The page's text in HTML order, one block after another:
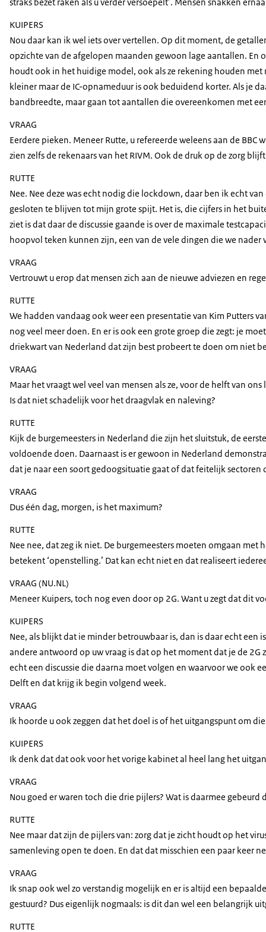
KUIPERS
Nou daar kan ik wel iets over vertellen. Op dit moment, de
opzichte van de afgelopen maanden gewoon lage aantallen. En
houdt ook in het huidige model, ook als ze rekening houden
kleiner maar de IC-opnameduur is ook beduidend korter. Als je
bandbreedte, maar gaan tot aantallen die overeenkomen met
VRAAG
Eerdere pieken. Meneer Rutte, u refereerde weleens aan de
zien zelfs de rekenaars van het RIVM. Ook de druk op de zorg
RUTTE
Nee. Nee deze was echt nodig die lockdown, daar ben ik echt
gesloten te blijven tot mijn grote spijt. Het is, die cijfers in het
ziet is dat daar de discussie gaande is over de maximale
hoopvol teken kunnen zijn, een van de vele dingen die we
VRAAG
Vertrouwt u erop dat mensen zich aan de nieuwe adviezen en
RUTTE
We hadden vandaag ook weer een presentatie van Kim Putters
nog veel meer doen. En er is ook een grote groep die zegt: je
driekwart van Nederland dat zijn best probeert te doen om niet
VRAAG
Maar het vraagt wel veel van mensen als ze, voor de helft van
Is dat niet schadelijk voor het draagvlak en naleving?
RUTTE
Kijk de burgemeesters in Nederland die zijn het sluitstuk, de
voldoende doen. Daarnaast is er gewoon in Nederland
dat je naar een soort gedoogsituatie gaat of dat feitelijk
VRAAG
Dus één dag, morgen, is het maximum?
RUTTE
Nee nee, dat zeg ik niet. De burgemeesters moeten omgaan
betekent ‘openstelling.’ Dat kan echt niet en dat realiseert
VRAAG (NU.NL)
Meneer Kuipers, toch nog even door op 2G. Want u zegt dat dit
KUIPERS
Nee, als blijkt dat ie minder betrouwbaar is, dan is daar echt een
andere antwoord op uw vraag is dat op het moment dat je de
echt een discussie die daarna moet volgen en waarvoor we ook
Delft en dat krijg ik begin volgend week.
VRAAG
Ik hoorde u ook zeggen dat het doel is of het uitgangspunt om
KUIPERS
Ik denk dat dat ook voor het vorige kabinet al heel lang het
VRAAG
Nou goed er waren toch die drie pijlers? Wat is daarmee gebeurd
RUTTE
Nee maar dat zijn de pijlers van: zorg dat je zicht houdt op het
samenleving open te doen. En dat dat misschien een paar keer
VRAAG
Ik snap ook wel zo verstandig mogelijk en er is altijd een
gestuurd? Dus eigenlijk nogmaals: is dit dan wel een belangrijk
RUTTE